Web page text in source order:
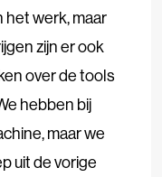
werk, maar
zijn er ook
over de tools
hebben bij
maar we
uit de vorige